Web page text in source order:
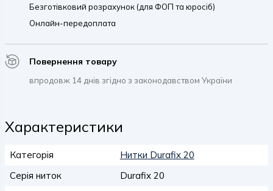
Безготівковий розрахунок (для ФОП та юросіб)
Онлайн-передоплата
Повернення товару
впродовж 14 днів згідно з законодавством України
Характеристики
Категорія
Нитки Durafix 20
Серія ниток
Durafix 20